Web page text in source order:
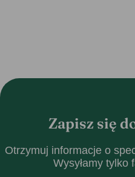
Zapisz się
Otrzymuj informacje o
Wysyłamy tylko